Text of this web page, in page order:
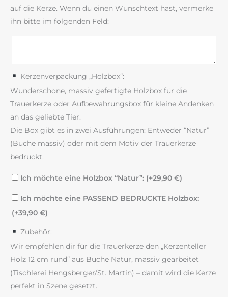
auf die Kerze. Wenn du einen Wunschtext hast, vermerke
ihn bitte im folgenden Feld:
Kerzenverpackung „Holzbox“:
Wunderschöne, massiv gefertigte Holzbox für die
Trauerkerze oder Aufbewahrungsbox für kleine Andenken
an das geliebte Tier.
Die Box gibt es in zwei Ausführungen: Entweder “Natur”
(Buche massiv) oder mit dem Motiv der Trauerkerze
bedruckt.
Ich möchte eine Holzbox “Natur”: (+29,90 €)
Ich möchte eine PASSEND BEDRUCKTE Holzbox:
(+39,90 €)
Zubehör:
Wir empfehlen dir für die Trauerkerze den „Kerzenteller
Holz 12 cm rund“ aus Buche Natur, massiv gearbeitet
(Tischlerei Hengsberger/St. Martin) – damit wird die Kerze
perfekt in Szene gesetzt.